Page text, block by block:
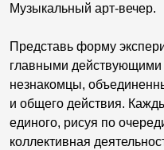
Музыкальный арт-вечер.
Представь форму
главными действующими
незнакомцы,
и общего действия.
единого, рисуя по
коллективная